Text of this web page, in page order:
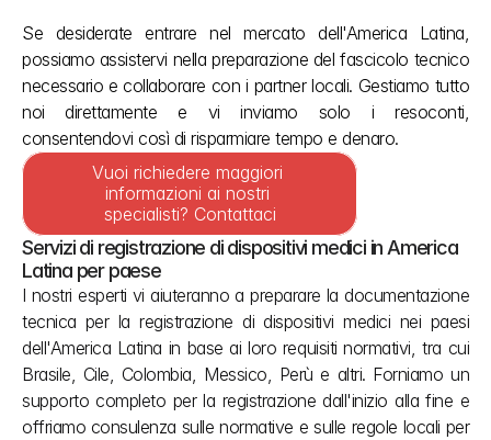
Se desiderate entrare nel mercato dell'America Latina,
possiamo assistervi nella preparazione del fascicolo tecnico
necessario e collaborare con i partner locali. Gestiamo tutto
noi direttamente e vi inviamo solo i resoconti,
consentendovi così di risparmiare tempo e denaro.
Vuoi richiedere maggiori
informazioni ai nostri
specialisti? Contattaci
Servizi di registrazione di dispositivi medici in America
Latina per paese
I nostri esperti vi aiuteranno a preparare la documentazione
tecnica per la registrazione di dispositivi medici nei paesi
dell'America Latina in base ai loro requisiti normativi, tra cui
Brasile, Cile, Colombia, Messico, Perù e altri. Forniamo un
supporto completo per la registrazione dall'inizio alla fine e
offriamo consulenza sulle normative e sulle regole locali per